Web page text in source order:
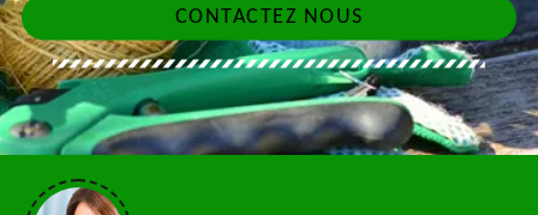
CONTACTEZ NOUS